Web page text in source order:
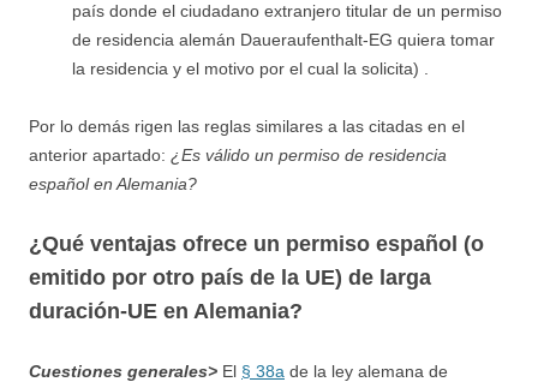
país donde el ciudadano extranjero titular de un permiso
de residencia alemán Daueraufenthalt-EG quiera tomar
la residencia y el motivo por el cual la solicita) .
Por lo demás rigen las reglas similares a las citadas en el
anterior apartado: ¿Es válido un permiso de residencia
español en Alemania?
¿Qué ventajas ofrece un permiso español (o
emitido por otro país de la UE) de larga
duración-UE en Alemania?
Cuestiones generales> El § 38a de la ley alemana de